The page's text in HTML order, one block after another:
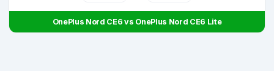
OnePlus Nord CE6 vs OnePlus Nord CE6 Lite